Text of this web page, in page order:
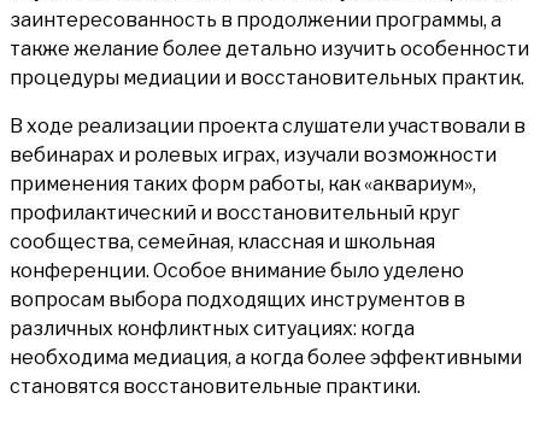
заинтересованность в продолжении программы, а
также желание более детально изучить особенности
процедуры медиации и восстановительных практик.
В ходе реализации проекта слушатели участвовали в
вебинарах и ролевых играх, изучали возможности
применения таких форм работы, как «аквариум»,
профилактический и восстановительный круг
сообщества, семейная, классная и школьная
конференции. Особое внимание было уделено
вопросам выбора подходящих инструментов в
различных конфликтных ситуациях: когда
необходима медиация, а когда более эффективными
становятся восстановительные практики.